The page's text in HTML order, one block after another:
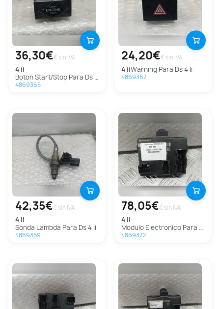
36,30€€ sin IVA
4 ii
Boton Start/Stop Para Ds 4 Ii
4869365
24,20€€ sin IVA
4 ii Warning Para Ds 4 Ii
4869367
42,35€€ sin IVA
4 ii
Sonda Lambda Para Ds 4 Ii
4869359
78,05€€ sin IVA
4 ii
Modulo Electronico Para Ds 4 Ii
4869372